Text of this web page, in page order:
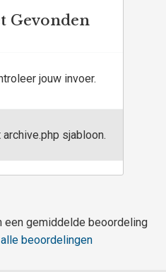
Gevonden
jouw invoer.
sjabloon.
een gemiddelde beoordeling
beoordelingen